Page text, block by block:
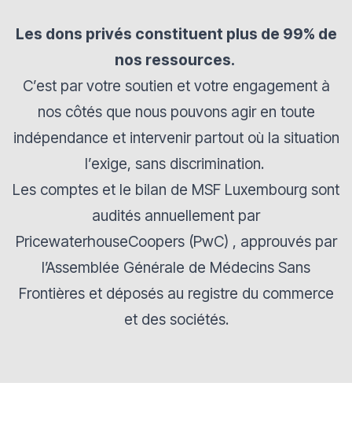
Les dons privés constituent plus de 99% de
nos ressources.
C’est par votre soutien et votre engagement à
nos côtés que nous pouvons agir en toute
indépendance et intervenir partout où la situation
l’exige, sans discrimination.
Les comptes et le bilan de MSF Luxembourg sont
audités annuellement par
PricewaterhouseCoopers (PwC) , approuvés par
l’Assemblée Générale de Médecins Sans
Frontières et déposés au registre du commerce
et des sociétés.